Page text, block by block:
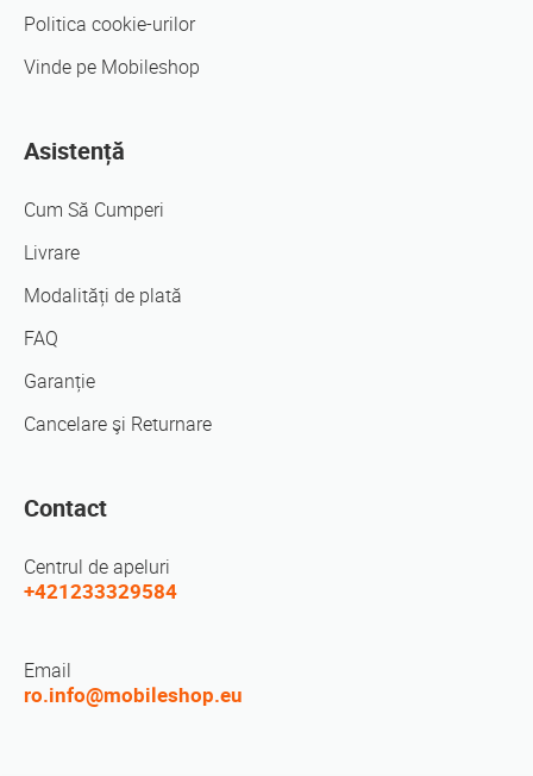
Politica cookie-urilor
Vinde pe Mobileshop
Asistență
Cum Să Cumperi
Livrare
Modalități de plată
FAQ
Garanție
Cancelare şi Returnare
Contact
Centrul de apeluri
+421233329584
Email
ro.info@mobileshop.eu